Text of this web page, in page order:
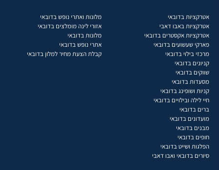
אטרקציות בדובאי
אטרקציות באבו דאבי
אטרקציות אקסטרים בדובאי
פארקי שעשועים בדובאי
מרכזי בילוי בדובאי
קניונים בדובאי
שווקים בדובאי
מסעדות בדובאי
קניות ושופינג בדובאי
חיי לילה ובילויים בדובאי
ברים בדובאי
מועדונים בדובאי
מבנים בדובאי
חופים בדובאי
הפלגות ושייט בדובאי
סיורים בדובאי ואבו דאבי
מלונות ואתרי נופש בדובאי
אזורי לינה מומלצים בדובאי
מלונות בדובאי
אתרי נופש בדובאי
קבלת הצעת מחיר למלון בדובאי